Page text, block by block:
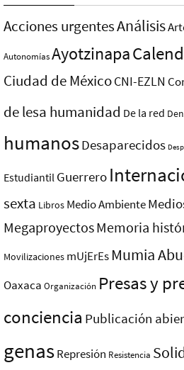
Acciones urgentesAnálisis
AutonomíasAyotzinapa
Ciudad de MéxicoCNI-EZLN
de lesa humanidad De la red
humanosDesaparecidos
Estudiantil Guerrero
sexta Libros Medio Ambiente
MegaproyectosMemoria
Movilizaciones mUjErEs Mumia
Oaxaca Organización Presas y
conciencia Publicación
genasRepresión Resistencia